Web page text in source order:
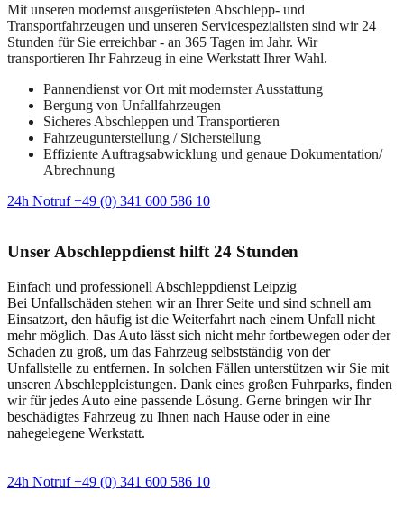
Mit unseren modernst ausgerüsteten Abschlepp- und
Transportfahrzeugen und unseren Servicespezialisten sind wir 24
Stunden für Sie erreichbar - an 365 Tagen im Jahr. Wir
transportieren Ihr Fahrzeug in eine Werkstatt Ihrer Wahl.
Pannendienst vor Ort mit modernster Ausstattung
Bergung von Unfallfahrzeugen
Sicheres Abschleppen und Transportieren
Fahrzeugunterstellung / Sicherstellung
Effiziente Auftragsabwicklung und genaue Dokumentation/
Abrechnung
24h Notruf +49 (0) 341 600 586 10
Unser Abschleppdienst hilft 24 Stunden
Einfach und professionell Abschleppdienst Leipzig
Bei Unfallschäden stehen wir an Ihrer Seite und sind schnell am
Einsatzort, den häufig ist die Weiterfahrt nach einem Unfall nicht
mehr möglich. Das Auto lässt sich nicht mehr fortbewegen oder der
Schaden zu groß, um das Fahrzeug selbstständig von der
Unfallstelle zu entfernen. In solchen Fällen unterstützen wir Sie mit
unseren Abschleppleistungen. Dank eines großen Fuhrparks, finden
wir für jedes Auto eine passende Lösung. Gerne bringen wir Ihr
beschädigtes Fahrzeug zu Ihnen nach Hause oder in eine
nahegelegene Werkstatt.
24h Notruf +49 (0) 341 600 586 10